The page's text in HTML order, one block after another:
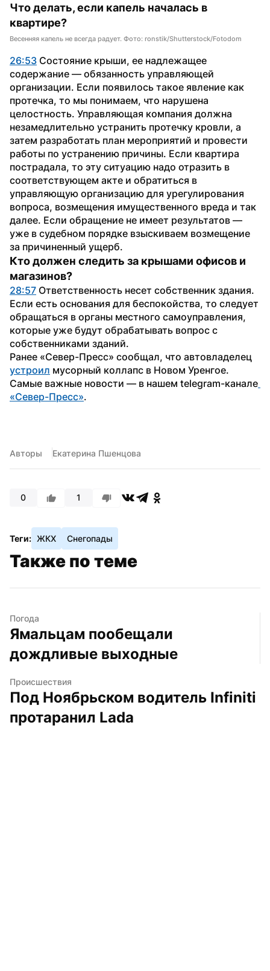
Что делать, если капель началась в
квартире?
Весенняя капель не всегда радует. Фото: ronstik/Shutterstock/Fotodom
26:53 Состояние крыши, ее надлежащее
содержание — обязанность управляющей
организации. Если появилось такое явление как
протечка, то мы понимаем, что нарушена
целостность. Управляющая компания должна
незамедлительно устранить протечку кровли, а
затем разработать план мероприятий и провести
работы по устранению причины. Если квартира
пострадала, то эту ситуацию надо отразить в
соответствующем акте и обратиться в
управляющую организацию для урегулирования
вопроса, возмещения имущественного вреда и так
далее. Если обращение не имеет результатов —
уже в судебном порядке взыскиваем возмещение
за причиненный ущерб.
Кто должен следить за крышами офисов и
магазинов?
28:57 Ответственность несет собственник здания.
Если есть основания для беспокойства, то следует
обращаться в органы местного самоуправления,
которые уже будут обрабатывать вопрос с
собственниками зданий.
устроил мусорный коллапс в Новом Уренгое.
Самые важные новости — в нашем telegram-канале
«Север-Пресс».
Авторы Екатерина Пшенцова
0 1
Теги: ЖКХ Снегопады
Также по теме
Погода
Ямальцам пообещали
дождливые выходные
Происшествия
Под Ноябрьском водитель Infiniti
протаранил Lada